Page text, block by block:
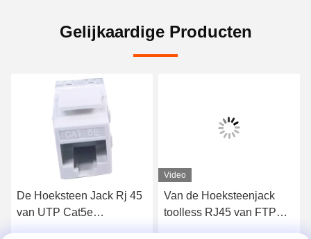
Gelijkaardige Producten
De Hoeksteen Jack Rj 45
van UTP Cat5e
Video
Van de Hoeksteenjack
toolless RJ45 van FTP